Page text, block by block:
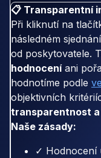
📋 Transparentní
Při kliknutí na
následném
od poskytovatele.
hodnoceníani
hodnotíme podle
objektivních
transparentnost
Naše zásady:
✓ Hodnocení